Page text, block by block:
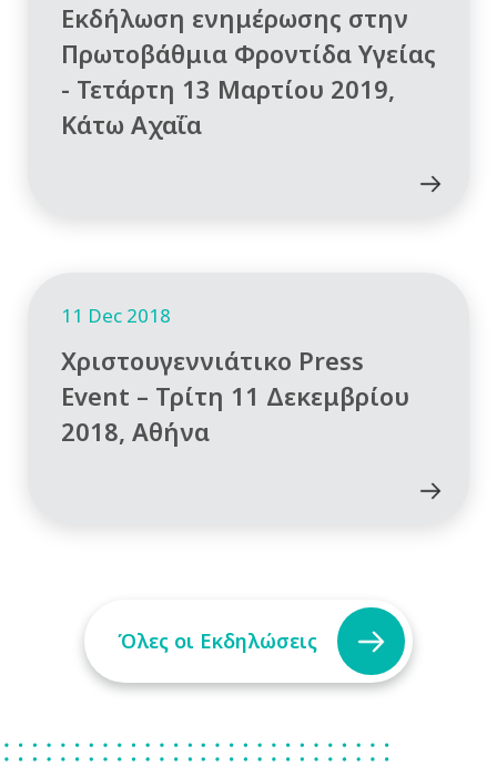
Εκδήλωση ενημέρωσης στην
Πρωτοβάθμια Φροντίδα Υγείας
- Τετάρτη 13 Μαρτίου 2019,
Κάτω Αχαΐα
11 Dec 2018
Χριστουγεννιάτικο Press
Event – Τρίτη 11 Δεκεμβρίου
2018, Αθήνα
Όλες οι Εκδηλώσεις